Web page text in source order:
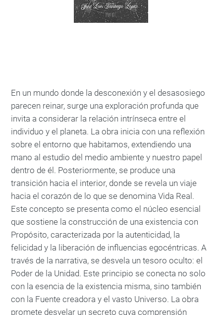
En un mundo donde la desconexión y el desasosiego
parecen reinar, surge una exploración profunda que
invita a considerar la relación intrínseca entre el
individuo y el planeta. La obra inicia con una reflexión
sobre el entorno que habitamos, extendiendo una
mano al estudio del medio ambiente y nuestro papel
dentro de él. Posteriormente, se produce una
transición hacia el interior, donde se revela un viaje
hacia el corazón de lo que se denomina Vida Real.
Este concepto se presenta como el núcleo esencial
que sostiene la construcción de una existencia con
Propósito, caracterizada por la autenticidad, la
felicidad y la liberación de influencias egocéntricas. A
través de la narrativa, se desvela un tesoro oculto: el
Poder de la Unidad. Este principio se conecta no solo
con la esencia de la existencia misma, sino también
con la Fuente creadora y el vasto Universo. La obra
promete desvelar un secreto cuya comprensión